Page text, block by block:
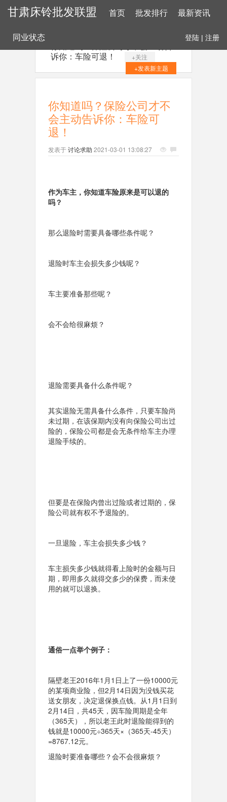
甘肃床铃批发联盟 首页 批发排行 最新资讯
同业状态 登陆 | 注册
诉你：车险可退！
+关注
+发表新主题
你知道吗？保险公司才不
会主动告诉你：车险可
退！
发表于讨论求助 2021-03-01 13:08:27
作为车主，你知道车险原来是可以退的
吗？
那么退险时需要具备哪些条件呢？
退险时车主会损失多少钱呢？
车主要准备那些呢？
会不会给很麻烦？
退险需要具备什么条件呢？
其实退险无需具备什么条件，只要车险尚
未过期，在该保期内没有向保险公司出过
险的，保险公司都是会无条件给车主办理
退险手续的。
但要是在保险内曾出过险或者过期的，保
险公司就有权不予退险的。
一旦退险，车主会损失多少钱？
车主损失多少钱就得看上险时的金额与日
期，即用多久就得交多少的保费，而未使
用的就可以退换。
通俗一点举个例子：
隔壁老王2016年1月1日上了一份10000元
的某项商业险，但2月14日因为没钱买花
送女朋友，决定退保换点钱。从1月1日到
2月14日，共45天，因车险周期是全年
（365天），所以老王此时退险能得到的
钱就是10000元÷365天×（365天-45天）
=8767.12元。
退险时要准备哪些？会不会很麻烦？